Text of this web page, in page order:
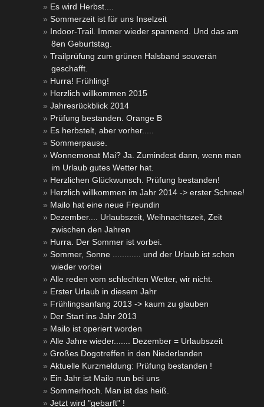
Es wird Herbst....
Sommerzeit ist für uns Inselzeit
Indoor-Trail. Immer wieder spannend. Und das am
8en Geburtstag.
Trailprüfung zum grünen Halsband souverän
geschafft.
Hurra! Frühling!
Herzlich willkommen 2015
Jahresrückblick 2014
Prüfung bestanden. Orange B
Es herbstelt, aber vorher.....
Sommerpause.
Wonnemonat Mai? Ja. Zumindest dann, wenn man
im Urlaub gutes Wetter hat.
Herzlichen Glückwunsch. Prüfung bestanden!
Herzlich willkommen im Jahr 2014 -> erster Schnee!
Mailo hat eine neue Freundin
Dezember.... Urlaubszeit, Weihnachtszeit, Zeit
zwischen den Jahren
Hurra. Der Sommer ist vorbei.
Sommer, Sonne ............ und der Urlaub ist schon
wieder vorbei
Alle reden vom schlechten Wetter, wir nicht.
Erster Urlaub in diesem Jahr
Frühlingsanfang 2013 -> kaum zu glauben
Der Start ins Jahr 2013
Mailo ist operiert worden
Alle Jahre wieder....... Dezember = Urlaubszeit
Großes Dogotreffen in den Niederlanden
Aktuelle Kurzmeldung: Prüfung bestanden !
Ein Jahr ist Mailo nun bei uns
Sommerhoch. Man ist das heiß.
Jetzt wird "gebarft" !